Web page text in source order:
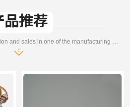
品推荐